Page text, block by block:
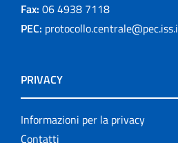
Fax: 06 4938 7118
PEC:
PRIVACY
Informazioni per la privacy
Contatti